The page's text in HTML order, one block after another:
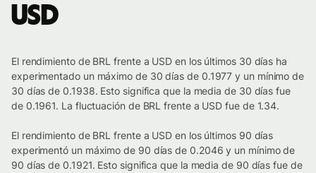
USD
El rendimiento de BRL frente a USD en los últimos 30 días ha
experimentado un máximo de 30 días de 0.1977 y un mínimo de
30 días de 0.1938. Esto significa que la media de 30 días fue
de 0.1961. La fluctuación de BRL frente a USD fue de 1.34.
El rendimiento de BRL frente a USD en los últimos 90 días
experimentó un máximo de 90 días de 0.2046 y un mínimo de
90 días de 0.1921. Esto significa que la media de 90 días fue de